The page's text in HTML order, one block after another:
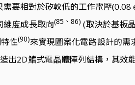
要相對於矽較低的工作電壓(0.08
維度成長取向(85、86) (取決於基板
性(90)來實現圖案化電路設計的需
出2D鰭式電晶體陣列結構，其效